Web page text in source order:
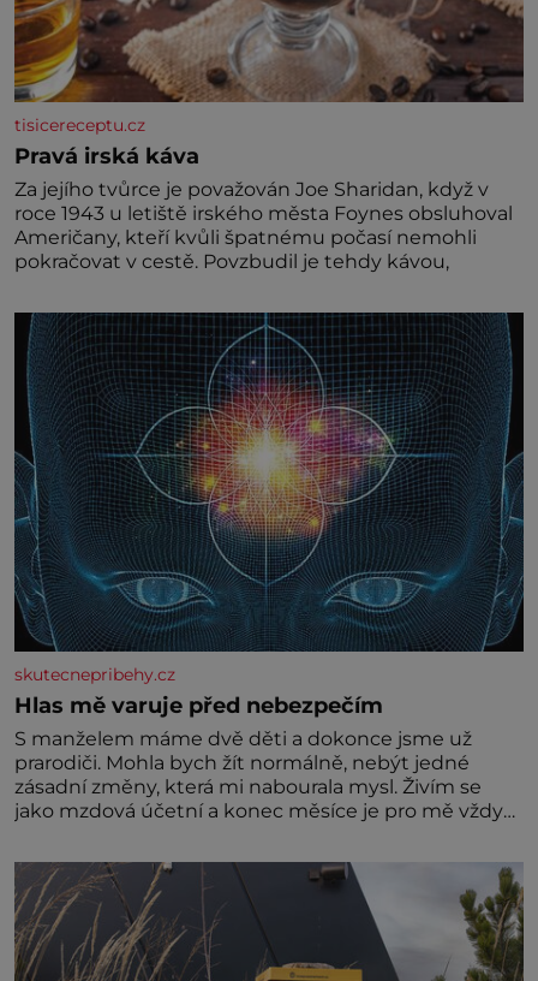
tisicereceptu.cz
Pravá irská káva
Za jejího tvůrce je považován Joe Sharidan, když v
roce 1943 u letiště irského města Foynes obsluhoval
Američany, kteří kvůli špatnému počasí nemohli
pokračovat v cestě. Povzbudil je tehdy kávou,
skutecnepribehy.cz
Hlas mě varuje před nebezpečím
S manželem máme dvě děti a dokonce jsme už
prarodiči. Mohla bych žít normálně, nebýt jedné
zásadní změny, která mi nabourala mysl. Živím se
jako mzdová účetní a konec měsíce je pro mě vždy
máme vnoučata, mi dcera čím dál častěji volá o
pomoc, co se hlídání týče. Dalo by se